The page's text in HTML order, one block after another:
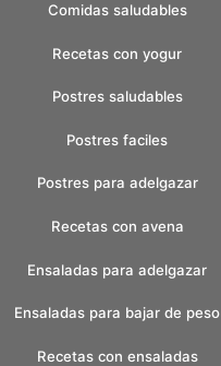
Comidas saludables
Recetas con yogur
Postres saludables
Postres faciles
Postres para adelgazar
Recetas con avena
Ensaladas para adelgazar
Ensaladas para bajar de peso
Recetas con ensaladas